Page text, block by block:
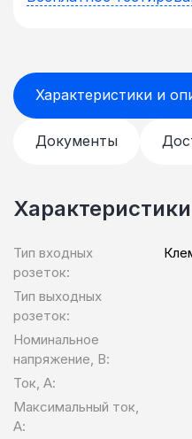
Характеристики и
Документы
Характеристики
Тип входных
розеток:
Тип выходных
розеток:
Номинальное
напряжение, В:
Ток, А:
Максимальный ток,
А: